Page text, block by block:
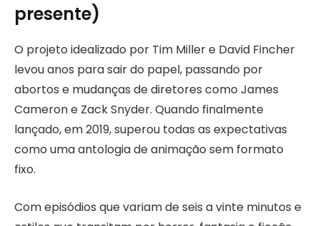
presente)
O projeto idealizado por Tim Miller e David Fincher
levou anos para sair do papel, passando por
abortos e mudanças de diretores como James
Cameron e Zack Snyder. Quando finalmente
lançado, em 2019, superou todas as expectativas
como uma antologia de animação sem formato
fixo.
Com episódios que variam de seis a vinte minutos e